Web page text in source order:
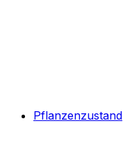
Pflanzenzustand